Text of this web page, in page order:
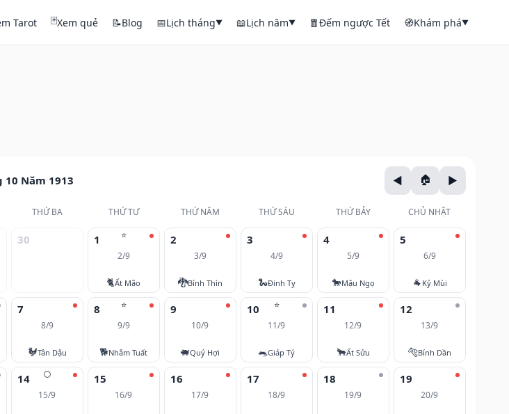
Tarot 🃏Xem quẻ 📝Blog 📅Lịch tháng▼ 📖Lịch năm▼ 🧧Đếm ngược Tết 🧭Khám phá▼
10 Năm 1913
THỨ BA THỨ TƯ THỨ NĂM THỨ SÁU THỨ BẢY CHỦ NHẬT
30 ⭐
1
2/9
🐈Ất Mão
2
3/9
🐉Bính Thìn
3
4/9
🐍Đinh Tỵ
4
5/9
🐎Mậu Ngọ
5
6/9
🐐 Kỷ Mùi
7
8/9
🐓Tân Dậu
⭐
8
9/9
🐕Nhâm Tuất
9
10/9
🐖Quý Hợi
⭐
10
11/9
🐀Giáp Tý
11
12/9
🐂Ất Sửu
12
13/9
🐅Bính Dần
🌕
14
15/9
15
16/9
16
17/9
17
18/9
18
19/9
19
20/9